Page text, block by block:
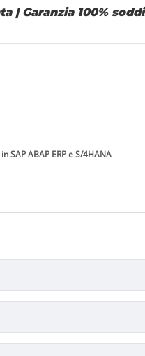
|Garanzia 100%
ABAP ERP e S/4HANA